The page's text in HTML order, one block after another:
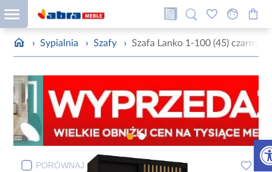
› Sypialnia › Szafy › Szafa Lanko 1-100 (45) czarny
PORÓWNAJ